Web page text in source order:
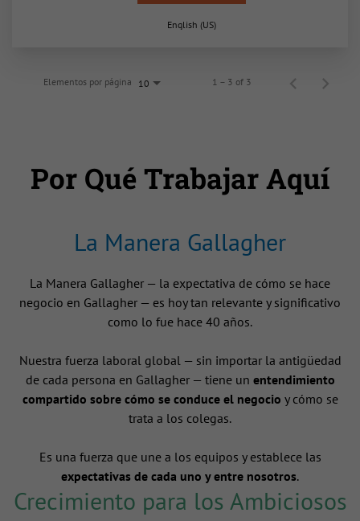
English (US)
Elementos por página 10 1 – 3 of 3
Por Qué Trabajar Aquí
La Manera Gallagher
La Manera Gallagher — la expectativa de cómo se hace
negocio en Gallagher — es hoy tan relevante y significativo
como lo fue hace 40 años.
Nuestra fuerza laboral global — sin importar la antigüedad
de cada persona en Gallagher — tiene un entendimiento
compartido sobre cómo se conduce el negocio y cómo se
trata a los colegas.
Es una fuerza que une a los equipos y establece las
expectativas de cada uno y entre nosotros.
Crecimiento para los Ambiciosos